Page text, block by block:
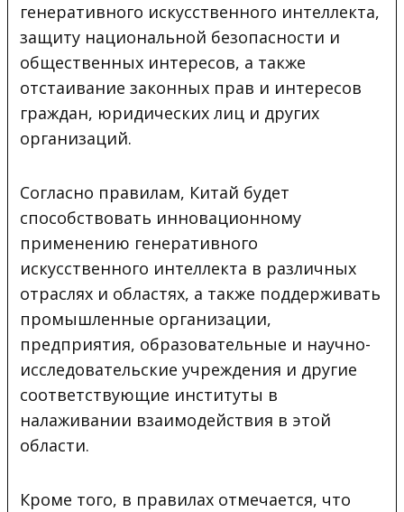
генеративного искусственного интеллекта,
защиту национальной безопасности и
общественных интересов, а также
отстаивание законных прав и интересов
граждан, юридических лиц и других
организаций.
Согласно правилам, Китай будет
способствовать инновационному
применению генеративного
искусственного интеллекта в различных
отраслях и областях, а также поддерживать
промышленные организации,
предприятия, образовательные и научно-
исследовательские учреждения и другие
соответствующие институты в
налаживании взаимодействия в этой
области.
Кроме того, в правилах отмечается, что